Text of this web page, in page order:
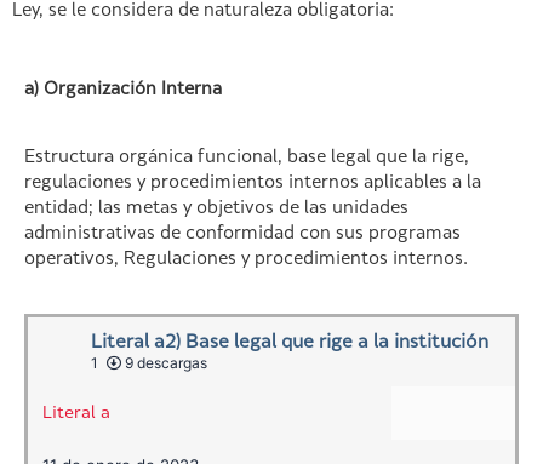
Ley, se le considera de naturaleza obligatoria:
a) Organización Interna
Estructura orgánica funcional, base legal que la rige,
regulaciones y procedimientos internos aplicables a la
entidad; las metas y objetivos de las unidades
administrativas de conformidad con sus programas
operativos, Regulaciones y procedimientos internos.
Literal a2) Base legal que rige a la institución
1
9 descargas
Literal a